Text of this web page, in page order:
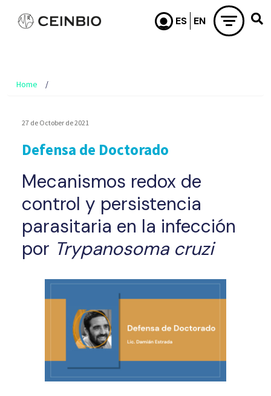
Skip to main content
Home
27 de October de 2021
Defensa de Doctorado
Mecanismos redox de
control y persistencia
parasitaria en la infección
por Trypanosoma cruzi